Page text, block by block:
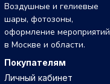
Воздушные и гелиевые
шары, фотозоны,
оформление мероприятий
в Москве и области.
Покупателям
Личный кабинет